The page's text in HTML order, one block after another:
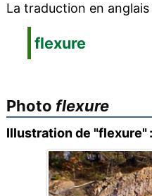
La traduction en anglais
flexure
Photo flexure
Illustration de "flexure" :